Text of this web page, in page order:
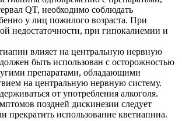
QT, необходимо соблюдать
у лиц пожилого возраста. При
недостаточности, при гипокалиемии и
влияет на центральную нервную
быть использован с осторожностью
препаратами, обладающими
на центральную нервную систему.
от употребления алкоголя.
поздней дискинезии следует
прекратить использование кветиапина.